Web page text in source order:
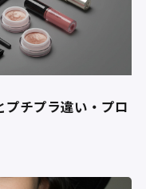
プチプラ違い・プロ